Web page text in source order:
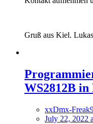
Gruß aus Kiel. Lukas
WS2812B
xxDmx-
July 22, 2022